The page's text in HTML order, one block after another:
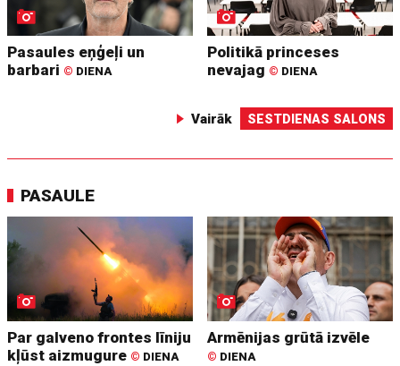
Pasaules eņģeļi un
barbari © DIENA
Politikā princeses
nevajag © DIENA
Vairāk SESTDIENAS SALONS
PASAULE
Par galveno frontes līniju
kļūst aizmugure © DIENA
Armēnijas grūtā izvēle
© DIENA